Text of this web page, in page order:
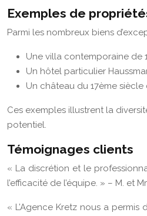
Exemples de
Parmi les nombreux biens
Une villa contemporaine de
Un hôtel particulier
Un château du 17ème
Ces exemples illustrent la
potentiel.
Témoignages clients
« La discrétion et le
l’efficacité de l’équipe. » – M. et
« L’Agence Kretz nous a